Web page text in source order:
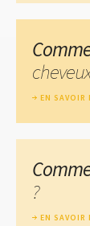
EN SAVOIR
?
EN SAVOIR